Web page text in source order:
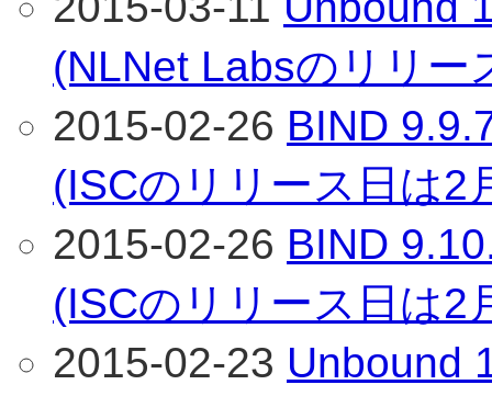
(NLNet Labsのリリー
2015-02-26 BIND
(ISCのリリース日は2
2015-02-26 BIND
(ISCのリリース日は2
2015-02-23 Unbound